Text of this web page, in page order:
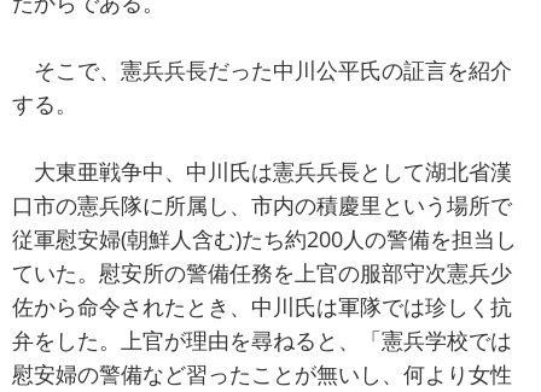
そこで、憲兵兵長だった中川公平氏の証言を紹介
する。
大東亜戦争中、中川氏は憲兵兵長として湖北省漢
口市の憲兵隊に所属し、市内の積慶里という場所で
従軍慰安婦(朝鮮人含む)たち約200人の警備を担当し
ていた。慰安所の警備任務を上官の服部守次憲兵少
佐から命令されたとき、中川氏は軍隊では珍しく抗
弁をした。上官が理由を尋ねると、「憲兵学校では
慰安婦の警備など習ったことが無いし、何より女性